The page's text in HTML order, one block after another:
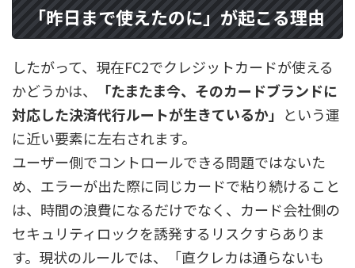
「昨日まで使えたのに」が起こる理由
したがって、現在FC2でクレジットカードが使える
かどうかは、
「たまたま今、そのカードブランドに
対応した決済代行ルートが生きているか」 という運
に近い要素に左右されます。
ユーザー側でコントロールできる問題ではないた
め、エラーが出た際に同じカードで粘り続けること
は、時間の浪費になるだけでなく、カード会社側の
セキュリティロックを誘発するリスクすらありま
す。現状のルールでは、「直クレカは通らないも